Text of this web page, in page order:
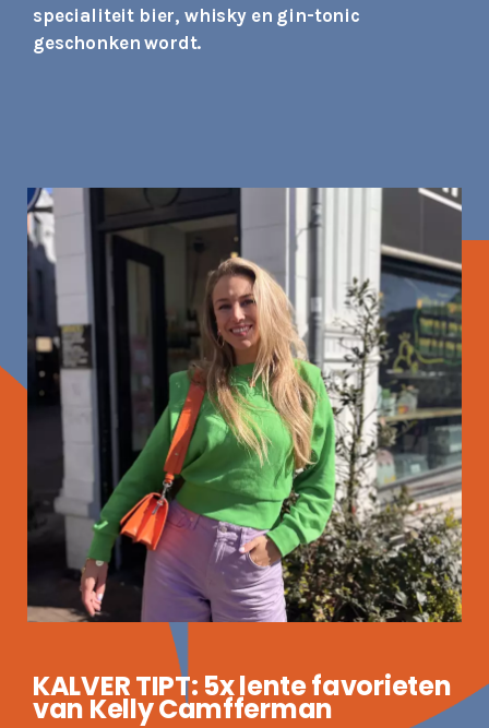
specialiteit bier, whisky en gin-tonic
geschonken wordt.
KALVER TIPT: 5x lente favorieten
van Kelly Camfferman